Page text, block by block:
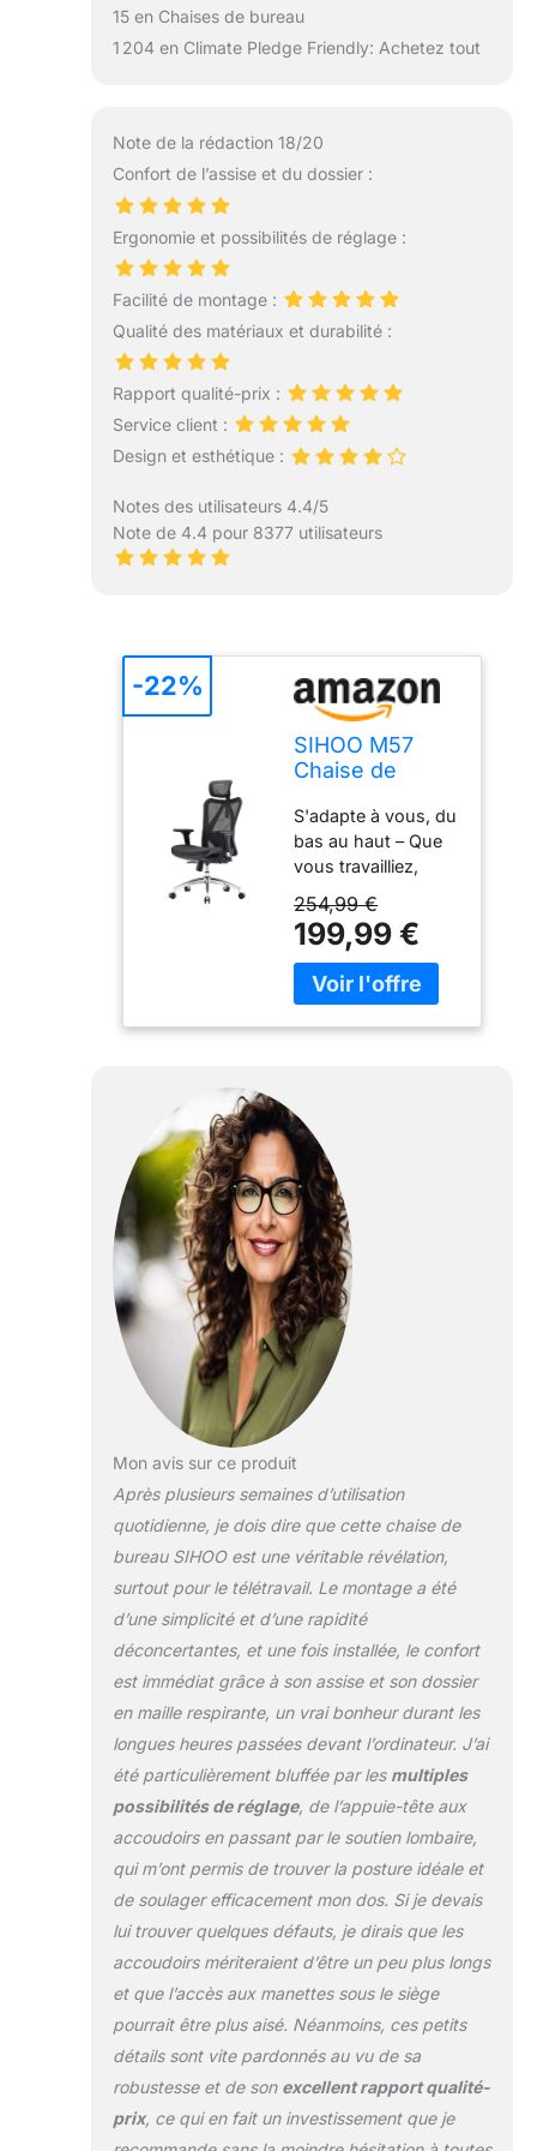
15 en Chaises de bureau
1 204 en Climate Pledge Friendly: Achetez tout
Note de la rédaction 18/20
Confort de l’assise et du dossier :
Ergonomie et possibilités de réglage :
Facilité de montage :
Qualité des matériaux et durabilité :
Rapport qualité-prix :
Service client :
Design et esthétique :
Notes des utilisateurs 4.4/5
Note de 4.4 pour 8377 utilisateurs
SIHOO M57
Chaise de
Ergonomique
en Maille,
Support
Lombaire, Noir
S'adapte à vous, du
bas au haut – Que
vous travailliez,
vous détendiez, la
chaise
ergonomique
SIHOO s'adapte à
soutenir votre cou
correctement. Le
soutien lombaire se
déplace en hauteur
et en profondeur
pour s'adapter à la
courbe du bas du
dos. Inclinaison de
90° à 126° pour
changer de posture
tout au long de la
journée. Avec un
levage en hauteur
pivotement à 360°,
vous vous déplacez
librement et restez
à l'aise, quelle que
assise. Soutien
ergonomique là où
vous en avez le
plus besoin –
l'Ergonomics
Application
Association, la
chaise de bureau
SIHOO est conçue
pour correspondre
à la courbe naturelle
de votre colonne
dossier fendu
amortit votre dos et
aide à soulager la
pression le long de
vertébrale. Le siège
à bord cascade
254,99 €
199,99 €
-22%
Mon avis sur ce produit
Après plusieurs semaines d’utilisation
quotidienne, je dois dire que cette chaise de
bureau SIHOO est une véritable révélation,
surtout pour le télétravail. Le montage a été
d’une simplicité et d’une rapidité
déconcertantes, et une fois installée, le confort
est immédiat grâce à son assise et son dossier
en maille respirante, un vrai bonheur durant les
longues heures passées devant l’ordinateur. J’ai
été particulièrement bluffée par les multiples
possibilités de réglage, de l’appuie-tête aux
accoudoirs en passant par le soutien lombaire,
qui m’ont permis de trouver la posture idéale et
de soulager efficacement mon dos. Si je devais
lui trouver quelques défauts, je dirais que les
accoudoirs mériteraient d’être un peu plus longs
et que l’accès aux manettes sous le siège
pourrait être plus aisé. Néanmoins, ces petits
détails sont vite pardonnés au vu de sa
robustesse et de son excellent rapport qualité-
prix, ce qui en fait un investissement que je